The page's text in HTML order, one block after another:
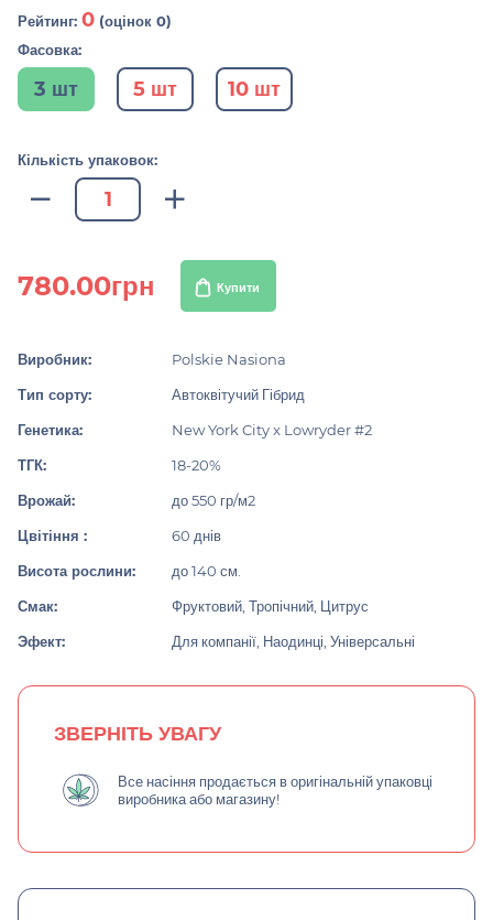
Рейтинг: 0 (оцінок 0)
Фасовка:
3 шт 5 шт 10 шт
Кількість упаковок:
780.00грн Купити
Виробник:
Polskie Nasiona
Тип сорту:
Автоквітучий Гібрид
Генетика:
New York City x Lowryder #2
ТГК:
18-20%
Врожай:
до 550 гр/м2
Цвітіння :
60 днів
Висота рослини:
до 140 см.
Смак:
Фруктовий, Тропічний, Цитрус
Эфект:
Для компанії, Наодинці, Універсальні
ЗВЕРНІТЬ УВАГУ
Все насіння продається в оригінальній упаковці
виробника або магазину!